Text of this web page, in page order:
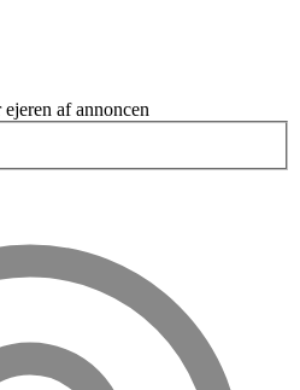
af annoncen